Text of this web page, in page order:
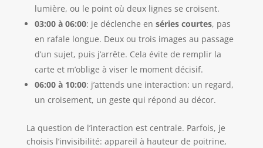
lumière, ou le point où deux lignes se croisent.
03:00 à 06:00: je déclenche en séries courtes, pas
en rafale longue. Deux ou trois images au passage
d’un sujet, puis j’arrête. Cela évite de remplir la
carte et m’oblige à viser le moment décisif.
06:00 à 10:00: j’attends une interaction: un regard,
un croisement, un geste qui répond au décor.
La question de l’interaction est centrale. Parfois, je
choisis l’invisibilité: appareil à hauteur de poitrine,